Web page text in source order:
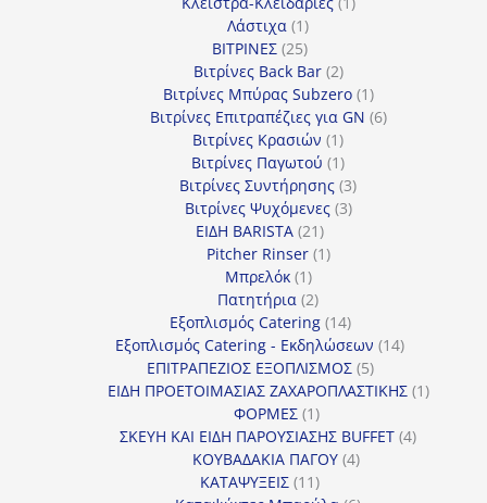
Λάστιχα 11
προϊόν
ΒΙΤΡΙΝΕΣ 2525
προϊόντα
Βιτρίνες Back Bar 22
προϊόντα
Βιτρίνες Mπύρας Subzero 11
προϊόν
Βιτρίνες Επιτραπέζιες για GN 66
Βιτρίνες Κρασιών 11
προϊόν
Βιτρίνες Παγωτού 11
προϊόν
Βιτρίνες Συντήρησης 33
προϊόντα
Βιτρίνες Ψυχόμενες 33
ΕΙΔΗ BARISTA 2121
προϊόντα
Pitcher Rinser 11
Μπρελόκ 11
προϊόν
Πατητήρια 22
προϊόντα
Εξοπλισμός Catering 1414
προϊόντα
Εξοπλισμός Catering - Εκδηλώσεων 1414
ΕΠΙΤΡΑΠΕΖΙΟΣ ΕΞΟΠΛΙΣΜΟΣ 55
προϊόντα
ΕΙΔΗ ΠΡΟΕΤΟΙΜΑΣΙΑΣ ΖΑΧΑΡΟΠΛΑΣΤΙΚΗΣ 11
ΦΟΡΜΕΣ 11
προϊόν
ΣΚΕΥΗ ΚΑΙ ΕΙΔΗ ΠΑΡΟΥΣΙΑΣΗΣ BUFFET 44
ΚΟΥΒΑΔΑΚΙΑ ΠΑΓΟΥ 44
ΚΑΤΑΨΥΞΕΙΣ 1111